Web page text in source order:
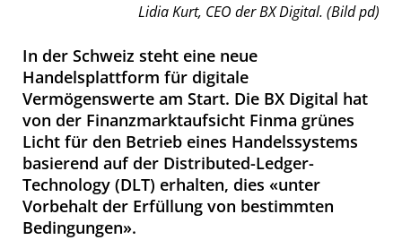
Lidia Kurt, CEO der BX Digital. (Bild pd)
In der Schweiz steht eine neue
Handelsplattform für digitale
Vermögenswerte am Start. Die BX Digital hat
von der Finanzmarktaufsicht Finma grünes
Licht für den Betrieb eines Handelssystems
basierend auf der Distributed-Ledger-
Technology (DLT) erhalten, dies «unter
Vorbehalt der Erfüllung von bestimmten
Bedingungen».